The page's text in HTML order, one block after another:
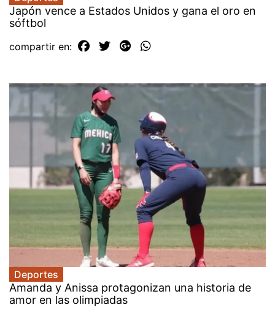
Japón vence a Estados Unidos y gana el oro en
sóftbol
compartir en:
Deportes
Amanda y Anissa protagonizan una historia de
amor en las olimpiadas